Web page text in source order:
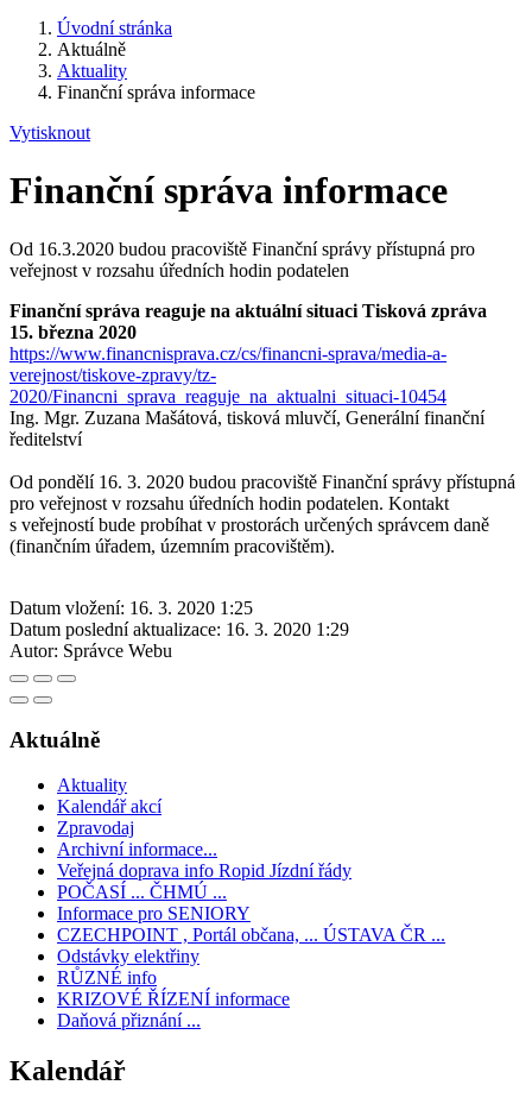
Úvodní stránka
Aktuálně
Aktuality
Finanční správa informace
Vytisknout
Finanční správa informace
Od 16.3.2020 budou pracoviště Finanční správy přístupná pro
veřejnost v rozsahu úředních hodin podatelen
Finanční správa reaguje na aktuální situaci Tisková zpráva
15. března 2020
https://www.financnisprava.cz/cs/financni-sprava/media-a-
verejnost/tiskove-zpravy/tz-
2020/Financni_sprava_reaguje_na_aktualni_situaci-10454
Ing. Mgr. Zuzana Mašátová, tisková mluvčí, Generální finanční
ředitelství
Od pondělí 16. 3. 2020 budou pracoviště Finanční správy přístupná
pro veřejnost v rozsahu úředních hodin podatelen. Kontakt
s veřejností bude probíhat v prostorách určených správcem daně
(finančním úřadem, územním pracovištěm).
Datum vložení: 16. 3. 2020 1:25
Datum poslední aktualizace: 16. 3. 2020 1:29
Autor: Správce Webu
Aktuálně
Aktuality
Kalendář akcí
Zpravodaj
Archivní informace...
Veřejná doprava info Ropid Jízdní řády
POČASÍ ... ČHMÚ ...
Informace pro SENIORY
CZECHPOINT , Portál občana, ... ÚSTAVA ČR ...
Odstávky elektřiny
RŮZNÉ info
KRIZOVÉ ŘÍZENÍ informace
Daňová přiznání ...
Kalendář